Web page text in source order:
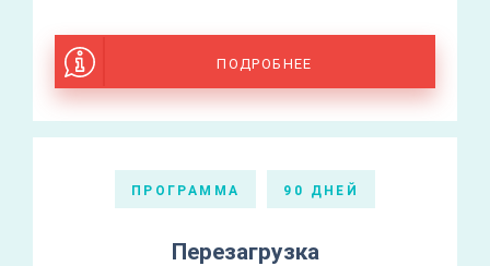
ПОДРОБНЕЕ
ПРОГРАММА 90 ДНЕЙ
Перезагрузка